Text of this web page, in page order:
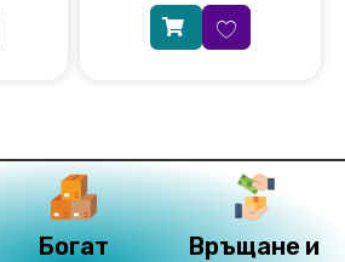
Богат
Връщане и